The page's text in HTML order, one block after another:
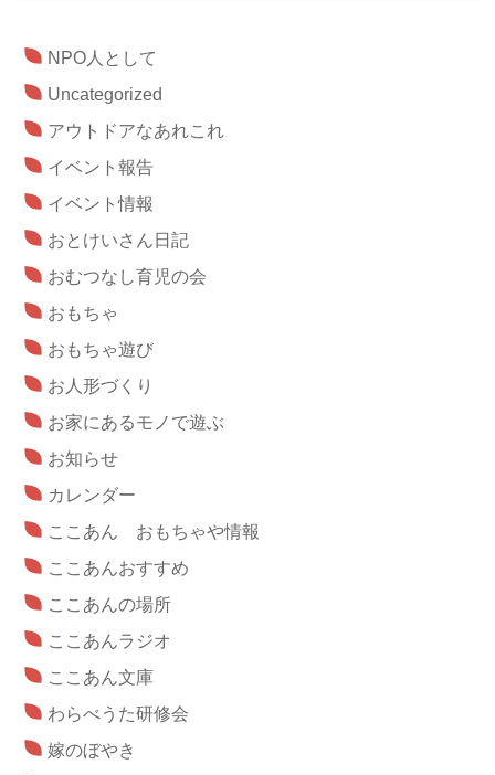
NPO人として
Uncategorized
アウトドアなあれこれ
イベント報告
イベント情報
おとけいさん日記
おむつなし育児の会
おもちゃ
おもちゃ遊び
お人形づくり
お家にあるモノで遊ぶ
お知らせ
カレンダー
ここあん おもちゃや情報
ここあんおすすめ
ここあんの場所
ここあんラジオ
ここあん文庫
わらべうた研修会
嫁のぼやき